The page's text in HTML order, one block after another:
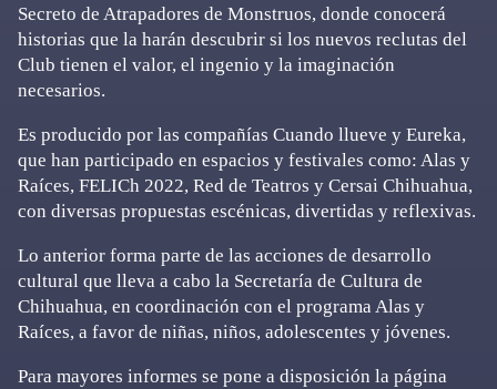
Secreto de Atrapadores de Monstruos, donde conocerá
historias que la harán descubrir si los nuevos reclutas del
Club tienen el valor, el ingenio y la imaginación
necesarios.
Es producido por las compañías Cuando llueve y Eureka,
que han participado en espacios y festivales como: Alas y
Raíces, FELICh 2022, Red de Teatros y Cersai Chihuahua,
con diversas propuestas escénicas, divertidas y reflexivas.
Lo anterior forma parte de las acciones de desarrollo
cultural que lleva a cabo la Secretaría de Cultura de
Chihuahua, en coordinación con el programa Alas y
Raíces, a favor de niñas, niños, adolescentes y jóvenes.
Para mayores informes se pone a disposición la página